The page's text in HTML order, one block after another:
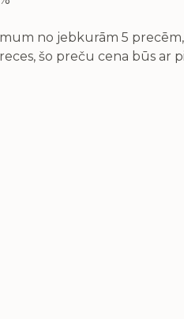
no jebkurām 5
šo preču cena būs ar